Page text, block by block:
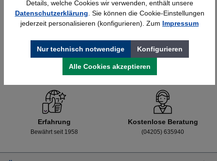
Schnelle Lieferung
Bundesweit
Topmarken
Faire Preise
Erfahrung
Bewährt seit 1958
Kostenlose Beratung
(04205) 635940
Details, welche Cookies wir verwenden, enthält unsere
Datenschutzerklärung . Sie können die Cookie-Einstellungen
jederzeit personalisieren (konfigurieren). Zum Impressum
Nur technisch notwendige Konfigurieren
Alle Cookies akzeptieren